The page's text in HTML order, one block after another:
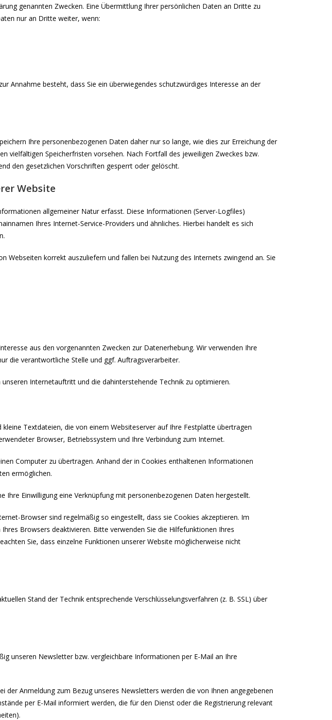
genannten Zwecken. Eine Übermittlung Ihrer persönlichen Daten an Dritte zu
nur an Dritte weiter, wenn:
Annahme besteht, dass Sie ein überwiegendes schutzwürdiges Interesse an der
Ihre personenbezogenen Daten daher nur so lange, wie dies zur Erreichung der
vielfältigen Speicherfristen vorsehen. Nach Fortfall des jeweiligen Zweckes bzw.
den gesetzlichen Vorschriften gesperrt oder gelöscht.
Website
allgemeiner Natur erfasst. Diese Informationen (Server-Logfiles)
Ihres Internet-Service-Providers und ähnliches. Hierbei handelt es sich
korrekt auszuliefern und fallen bei Nutzung des Internets zwingend an. Sie
aus den vorgenannten Zwecken zur Datenerhebung. Wir verwenden Ihre
die verantwortliche Stelle und ggf. Auftragsverarbeiter.
Internetauftritt und die dahinterstehende Technik zu optimieren.
Textdateien, die von einem Websiteserver auf Ihre Festplatte übertragen
Browser, Betriebssystem und Ihre Verbindung zum Internet.
Computer zu übertragen. Anhand der in Cookies enthaltenen Informationen
ermöglichen.
Einwilligung eine Verknüpfung mit personenbezogenen Daten hergestellt.
Browser sind regelmäßig so eingestellt, dass sie Cookies akzeptieren. Im
Browsers deaktivieren. Bitte verwenden Sie die Hilfefunktionen Ihres
Sie, dass einzelne Funktionen unserer Website möglicherweise nicht
Stand der Technik entsprechende Verschlüsselungsverfahren (z. B. SSL) über
unseren Newsletter bzw. vergleichbare Informationen per E-Mail an Ihre
der Anmeldung zum Bezug unseres Newsletters werden die von Ihnen angegebenen
per E-Mail informiert werden, die für den Dienst oder die Registrierung relevant